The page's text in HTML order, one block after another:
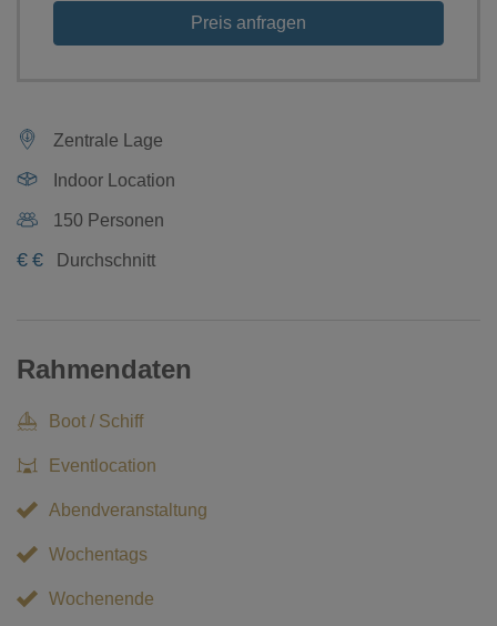
Preis anfragen
Zentrale Lage
Indoor Location
150 Personen
€ € Durchschnitt
Rahmendaten
Boot / Schiff
Eventlocation
Abendveranstaltung
Wochentags
Wochenende